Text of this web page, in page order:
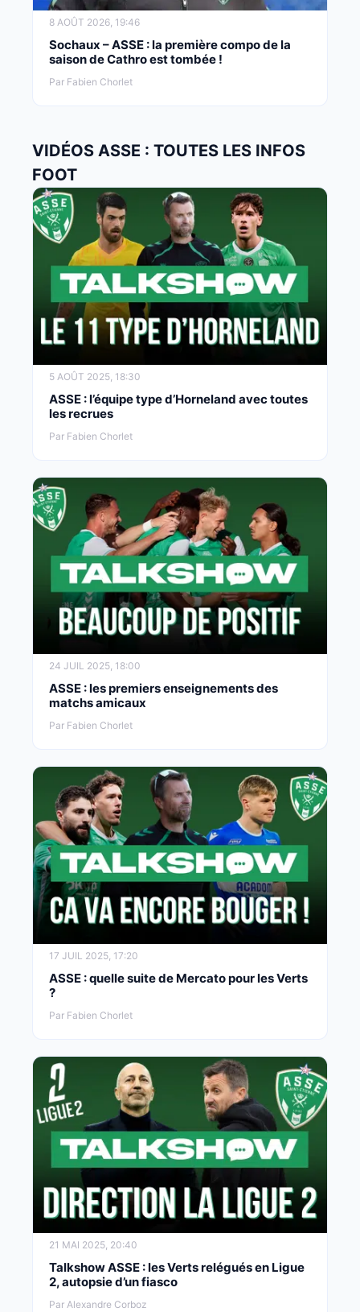
8 AOÛT 2026, 19:46
Sochaux – ASSE : la première compo de la
saison de Cathro est tombée !
Par Fabien Chorlet
VIDÉOS ASSE : TOUTES LES INFOS
FOOT
5 AOÛT 2025, 18:30
ASSE : l’équipe type d’Horneland avec toutes
les recrues
Par Fabien Chorlet
24 JUIL 2025, 18:00
ASSE : les premiers enseignements des
matchs amicaux
Par Fabien Chorlet
17 JUIL 2025, 17:20
ASSE : quelle suite de Mercato pour les Verts
?
Par Fabien Chorlet
21 MAI 2025, 20:40
Talkshow ASSE : les Verts relégués en Ligue
2, autopsie d’un fiasco
Par Alexandre Corboz